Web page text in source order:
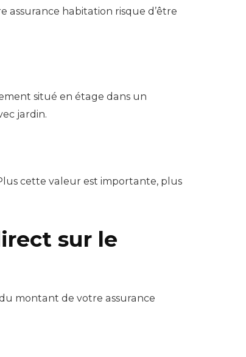
assurance habitation risque d’être
situé en étage dans un
jardin.
cette valeur est importante, plus
sur le
montant de votre assurance